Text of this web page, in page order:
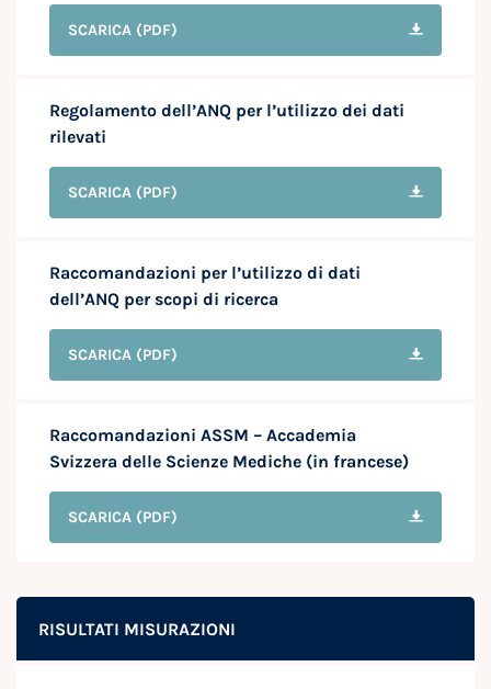
RISULTATI MISURAZIONI
SCARICA (PDF)
Regolamento dell’ANQ per l’utilizzo dei dati
rilevati
SCARICA (PDF)
Raccomandazioni per l’utilizzo di dati
dell’ANQ per scopi di ricerca
SCARICA (PDF)
Raccomandazioni ASSM – Accademia
Svizzera delle Scienze Mediche (in francese)
SCARICA (PDF)